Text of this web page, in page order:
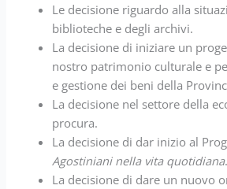
Le decisione riguardo alla
biblioteche e degli archivi.
La decisione di iniziare un
nostro patrimonio culturale e
e gestione dei beni della
La decisione nel settore della
procura.
La decisione di dar inizio al
Agostiniani nella vita quotidiana
La decisione di dare un nuovo